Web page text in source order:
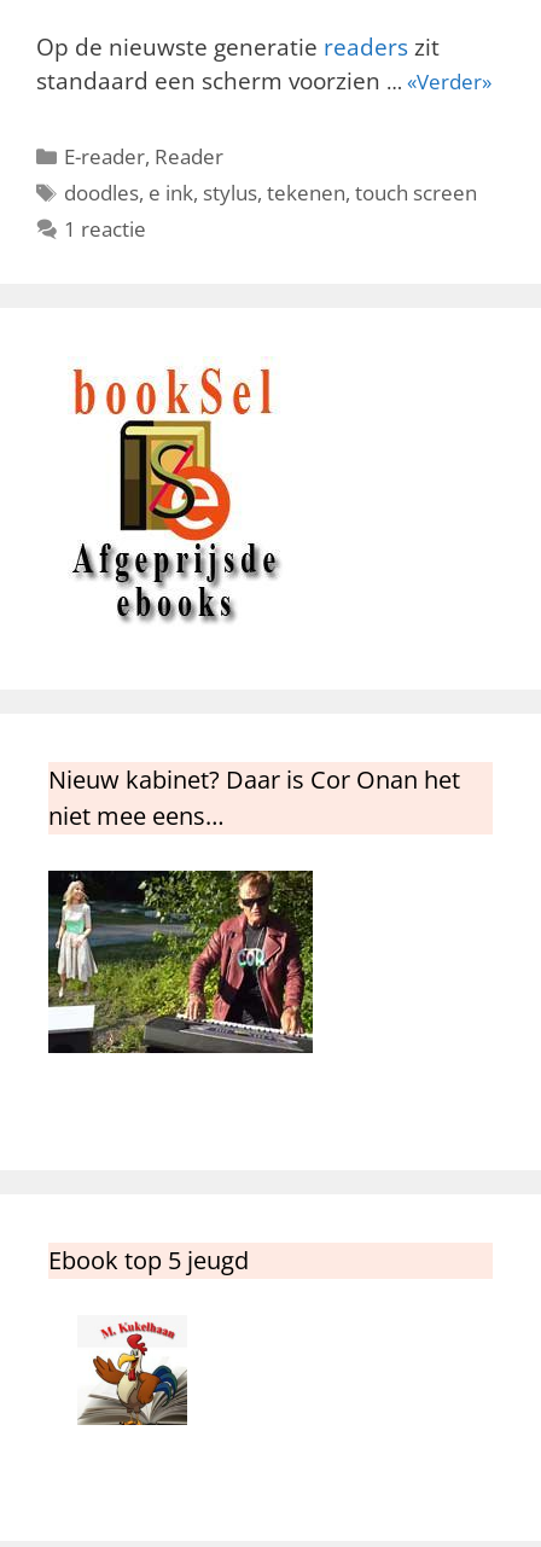
Op de nieuwste generatie readers zit
standaard een scherm voorzien … «Verder»
Categorieën
E-reader, Reader
Tags
doodles, e ink, stylus,tekenen,touch screen
1 reactie
Nieuw kabinet? Daar is Cor Onan het
niet mee eens…
Ebook top 5 jeugd